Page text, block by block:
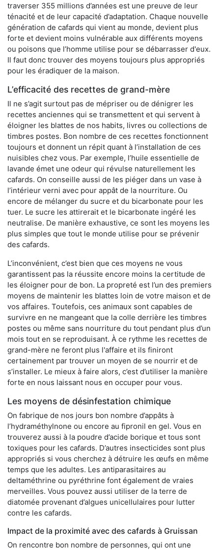
traverser 355 millions d’années est une preuve de leur
ténacité et de leur capacité d’adaptation. Chaque nouvelle
génération de cafards qui vient au monde, devient plus
forte et devient moins vulnérable aux différents moyens
ou poisons que l’homme utilise pour se débarrasser d'eux.
Il faut donc trouver des moyens toujours plus appropriés
pour les éradiquer de la maison.
L’efficacité des recettes de grand-mère
Il ne s’agit surtout pas de mépriser ou de dénigrer les
recettes anciennes qui se transmettent et qui servent à
éloigner les blattes de nos habits, livres ou collections de
timbres postes. Bon nombre de ces recettes fonctionnent
toujours et donnent un répit quant à l’installation de ces
nuisibles chez vous. Par exemple, l’huile essentielle de
lavande émet une odeur qui révulse naturellement les
cafards. On conseille aussi de les piéger dans un vase à
l’intérieur verni avec pour appât de la nourriture. Ou
encore de mélanger du sucre et du bicarbonate pour les
tuer. Le sucre les attirerait et le bicarbonate ingéré les
neutralise. De manière exhaustive, ce sont les moyens les
plus simples que tout le monde utilise pour se prévenir
des cafards.
L’inconvénient, c’est bien que ces moyens ne vous
garantissent pas la réussite encore moins la certitude de
les éloigner pour de bon. La propreté est l’un des premiers
moyens de maintenir les blattes loin de votre maison et de
vos affaires. Toutefois, ces animaux sont capables de
survivre en ne mangeant que la colle derrière les timbres
postes ou même sans nourriture du tout pendant plus d’un
mois tout en se reproduisant. À ce rythme les recettes de
grand-mère ne feront plus l'affaire et ils finiront
certainement par trouver un moyen de se nourrir et de
s’installer. Le mieux à faire alors, c’est d’utiliser la manière
forte en nous laissant nous en occuper pour vous.
Les moyens de désinfestation chimique
On fabrique de nos jours bon nombre d’appâts à
l’hydraméthylnone ou encore au fipronil en gel. Vous en
trouverez aussi à la poudre d’acide borique et tous sont
toxiques pour les cafards. D’autres insecticides sont plus
appropriés si vous cherchez à détruire les œufs en même
temps que les adultes. Les antiparasitaires au
deltaméthrine ou pyréthrine font également de vraies
merveilles. Vous pouvez aussi utiliser de la terre de
diatomée provenant d’algues unicellulaires pour lutter
contre les cafards.
Impact de la proximité avec des cafards à Gruissan
On rencontre bon nombre de personnes, qui ont une